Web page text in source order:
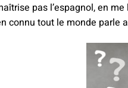
pas l’espagnol, en
connu tout le monde